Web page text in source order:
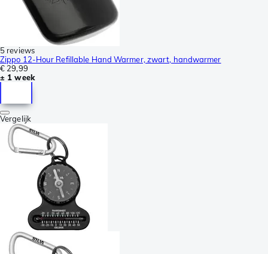
5 reviews
Zippo 12-Hour Refillable Hand Warmer, zwart, handwarmer
€ 29,99
± 1 week
Vergelijk